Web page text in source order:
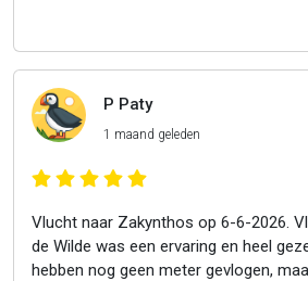
P Paty
1 maand geleden
Vlucht naar Zakynthos op 6-6-2026.
de Wilde was een ervaring en heel
hebben nog geen meter gevlogen,